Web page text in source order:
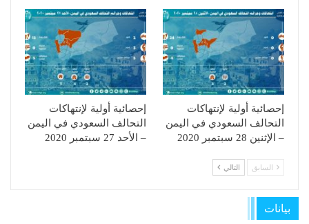
إحصائية أولية لإنتهاكات
التحالف السعودي في اليمن
– الإثنين 28 سبتمبر 2020
إحصائية أولية لإنتهاكات
التحالف السعودي في اليمن
– الأحد 27 سبتمبر 2020
السابق التالي
بيانات